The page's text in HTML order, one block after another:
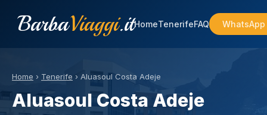
BarbaViaggi.itHomeTenerifeFAQ WhatsApp
Home › Tenerife › Aluasoul Costa Adeje
Aluasoul Costa Adeje